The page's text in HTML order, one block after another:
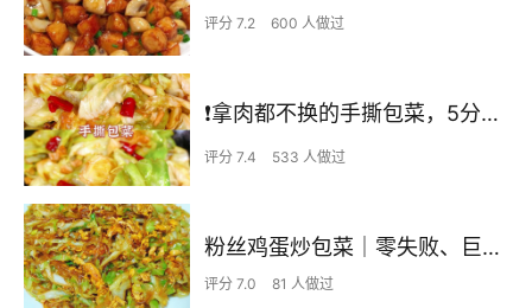
评分 7.2 600 人做过
❗拿肉都不换的手撕包菜，5分钟快手家常菜🔥
评分 7.4 533 人做过
粉丝鸡蛋炒包菜｜零失败、巨下饭
评分 7.0 81 人做过